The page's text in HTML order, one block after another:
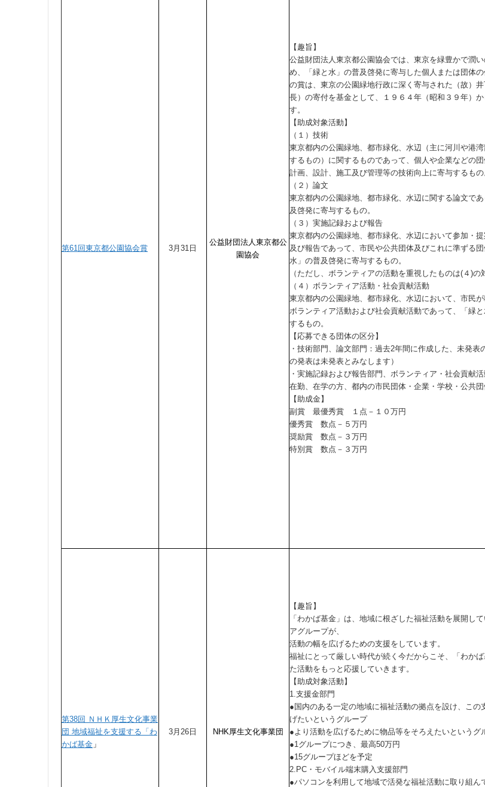
第61回東京都公園協会賞 3月31日
公益財団法人東京都公
園協会
【趣旨】
公益財団法人東京都公園協会では、東京を緑豊かで潤
め、「緑と水」の普及啓発に寄与した個人または団体
の賞は、東京の公園緑地行政に深く寄与された（故）
長）の寄付を基金として、１９６４年（昭和３９年）
す。
【助成対象活動】
（１）技術
東京都内の公園緑地、都市緑化、水辺（主に河川や港
するもの）に関するものであって、個人や企業などの
計画、設計、施工及び管理等の技術向上に寄与するもの
（２）論文
東京都内の公園緑地、都市緑化、水辺に関する論文で
及啓発に寄与するもの。
（３）実施記録および報告
東京都内の公園緑地、都市緑化、水辺において参加・
及び報告であって、市民や公共団体及びこれに準ずる
水」の普及啓発に寄与するもの。
（ただし、ボランティアの活動を重視したものは(４)の
（４）ボランティア活動・社会貢献活動
東京都内の公園緑地、都市緑化、水辺において、市民
ボランティア活動および社会貢献活動であって、「緑
するもの。
【応募できる団体の区分】
・技術部門、論文部門：過去2年間に作成した、未発表
の発表は未発表とみなします）
・実施記録および報告部門、ボランティア・社会貢献活
在勤、在学の方、都内の市民団体・企業・学校・公共団
【助成金】
副賞 最優秀賞 １点－１０万円
優秀賞 数点－５万円
奨励賞 数点－３万円
特別賞 数点－３万円
第38回 ＮＨＫ厚生文化事業
団 地域福祉を支援する「わ
かば基金 」
3月26日 NHK厚生文化事業団
【趣旨】
「わかば基金」は、地域に根ざした福祉活動を展開し
アグループが、
活動の幅を広げるための支援をしています。
福祉にとって厳しい時代が続く今だからこそ、「わか
た活動をもっと応援していきます。
【助成対象活動】
1.支援金部門
●国内のある一定の地域に福祉活動の拠点を設け、この
げたいというグループ
●より活動を広げるために物品等をそろえたいというグ
●1グループにつき、最高50万円
●15グループほどを予定
2.PC・モバイル端末購入支援部門
●パソコンを利用して地域で活発な福祉活動に取り組ん